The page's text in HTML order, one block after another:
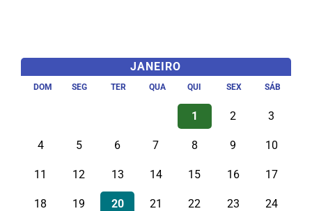
JANEIRO
DOM SEG TER QUA QUI SEX SÁB
1 2 3
4 5 6 7 8 9 10
11 12 13 14 15 16 17
18 19 20 21 22 23 24